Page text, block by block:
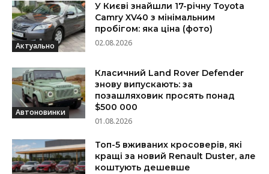
Актуально
У Києві знайшли 17-річну Toyota
Camry XV40 з мінімальним
пробігом: яка ціна (фото)
02.08.2026
Автоновинки
Класичний Land Rover Defender
знову випускають: за
позашляховик просять понад
$500 000
01.08.2026
Топ-5 вживаних кросоверів, які
кращі за новий Renault Duster, але
коштують дешевше